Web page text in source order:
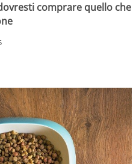
comprare quello che